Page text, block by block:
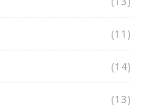
(11)
(14)
(13)